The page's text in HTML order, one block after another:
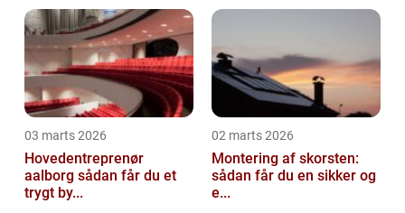
03 marts 2026
Hovedentreprenør
aalborg sådan får du et
trygt by...
02 marts 2026
Montering af skorsten:
sådan får du en sikker og
e...